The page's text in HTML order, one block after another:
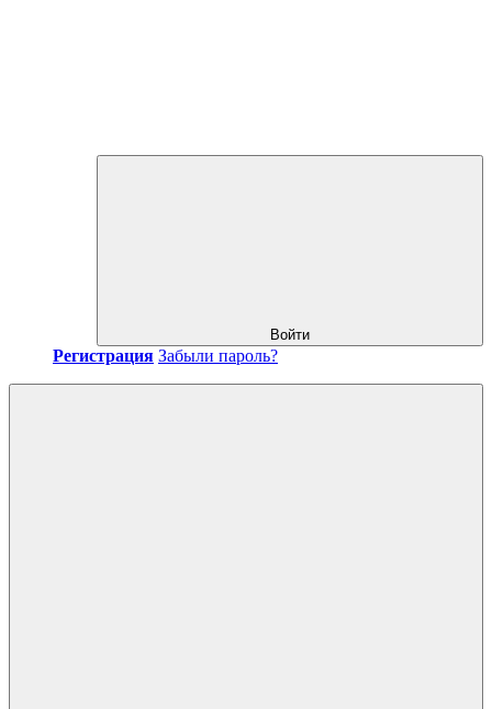
Войти
Регистрация Забыли пароль?